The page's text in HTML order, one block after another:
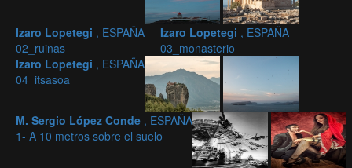
Izaro Lopetegi , ESPAÑA
02_ruinas
Izaro Lopetegi , ESPAÑA
03_monasterio
Izaro Lopetegi , ESPAÑA
04_itsasoa
M. Sergio López Conde , ESPAÑA
1- A 10 metros sobre el suelo